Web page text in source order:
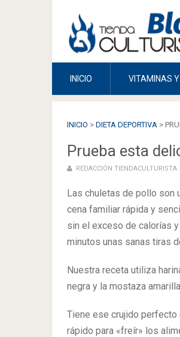
INICIO VITAMINAS
INICIO > DIETA DEPORTIVA >
Prueba esta
REDACCIÓN TIENDACULTURISTA
Las chuletas de pollo son
cena familiar rápida y
sin el exceso de calorías
minutos unas sanas tiras
Nuestra receta utiliza
negra y la mostaza
Tiene ese crujido perfecto
rápido para «freír» los